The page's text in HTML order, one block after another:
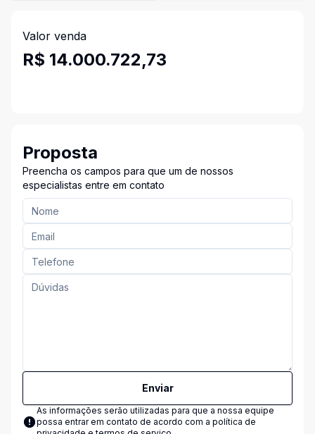
Valor venda
R$ 14.000.722,73
Proposta
Preencha os campos para que um de nossos
especialistas entre em contato
Enviar
As informações serão utilizadas para que a nossa equipe
possa entrar em contato de acordo com a política de